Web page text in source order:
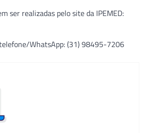
ser realizadas pelo site da IPEMED:
WhatsApp: (31) 98495-7206